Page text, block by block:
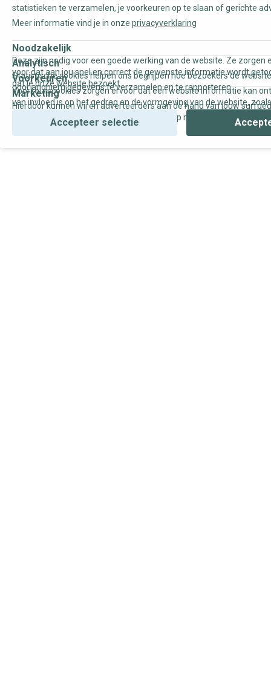
statistieken te verzamelen, je voorkeuren op te slaan of gerichte
Meer informatie vind je in onze privacyverklaring
Noodzakelijk
Deze zijn nodig voor een goede werking van de website. Ze zorgen
voor dat aan jou snel en correct de gewenste informatie wordt
dat je onze website bezoekt.
Analytisch
Statistische cookies helpen ons begrijpen hoe bezoekers de
door anoniem gegevens te verzamelen en te rapporteren.
Voorkeuren
Voorkeurscookies zorgen ervoor dat een website informatie kan
van invloed is op het gedrag en de vormgeving van de website,
Marketing
Hierdoor kunnen wij en adverteerders aan de hand van jouw
gepersonaliseerde online advertenties en op maat gemaakte
Accepteer selectie